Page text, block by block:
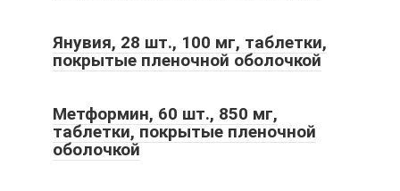
Янувия, 28 шт., 100 мг, таблетки,
покрытые пленочной оболочкой
Метформин, 60 шт., 850 мг,
таблетки, покрытые пленочной
оболочкой